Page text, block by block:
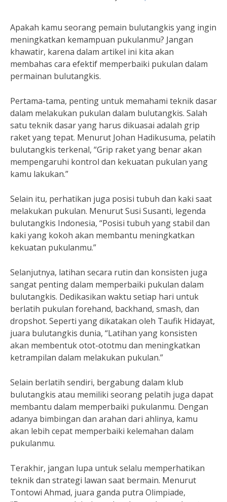
Apakah kamu seorang pemain bulutangkis yang ingin
meningkatkan kemampuan pukulanmu? Jangan
khawatir, karena dalam artikel ini kita akan
membahas cara efektif memperbaiki pukulan dalam
permainan bulutangkis.
Pertama-tama, penting untuk memahami teknik dasar
dalam melakukan pukulan dalam bulutangkis. Salah
satu teknik dasar yang harus dikuasai adalah grip
raket yang tepat. Menurut Johan Hadikusuma, pelatih
bulutangkis terkenal, “Grip raket yang benar akan
mempengaruhi kontrol dan kekuatan pukulan yang
kamu lakukan.”
Selain itu, perhatikan juga posisi tubuh dan kaki saat
melakukan pukulan. Menurut Susi Susanti, legenda
bulutangkis Indonesia, “Posisi tubuh yang stabil dan
kaki yang kokoh akan membantu meningkatkan
kekuatan pukulanmu.”
Selanjutnya, latihan secara rutin dan konsisten juga
sangat penting dalam memperbaiki pukulan dalam
bulutangkis. Dedikasikan waktu setiap hari untuk
berlatih pukulan forehand, backhand, smash, dan
dropshot. Seperti yang dikatakan oleh Taufik Hidayat,
juara bulutangkis dunia, “Latihan yang konsisten
akan membentuk otot-ototmu dan meningkatkan
ketrampilan dalam melakukan pukulan.”
Selain berlatih sendiri, bergabung dalam klub
bulutangkis atau memiliki seorang pelatih juga dapat
membantu dalam memperbaiki pukulanmu. Dengan
adanya bimbingan dan arahan dari ahlinya, kamu
akan lebih cepat memperbaiki kelemahan dalam
pukulanmu.
Terakhir, jangan lupa untuk selalu memperhatikan
teknik dan strategi lawan saat bermain. Menurut
Tontowi Ahmad, juara ganda putra Olimpiade,